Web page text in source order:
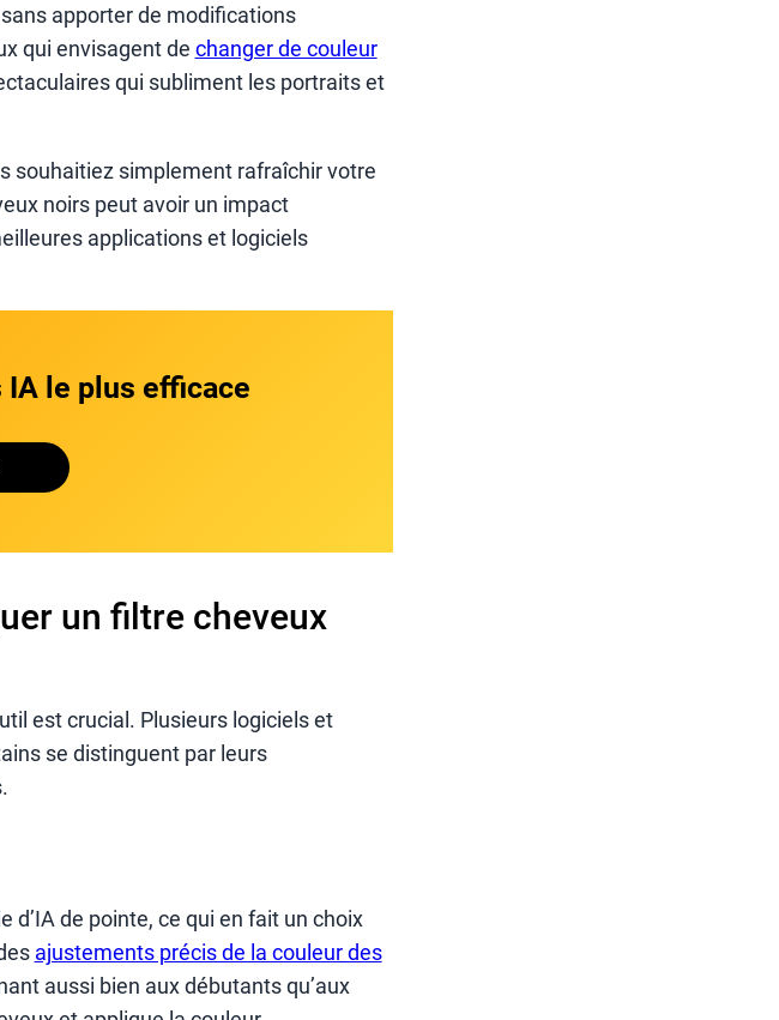
apporter de modifications
qui envisagent de changer de couleur
qui subliment les portraits et
souhaitiez simplement rafraîchir votre
noirs peut avoir un impact
applications et logiciels
IA le plus efficace
un filtre cheveux
est crucial. Plusieurs logiciels et
se distinguent par leurs
d’IA de pointe, ce qui en fait un choix
ajustements précis de la couleur des
aussi bien aux débutants qu’aux